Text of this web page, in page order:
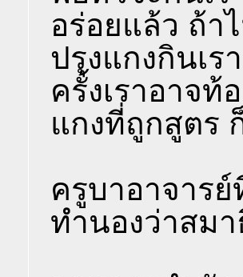
อร่อยแล้ว ถ้า
ปรุงแกงกินเร
ครั้งเราอาจท้
แกงที่ถูกสูตร
ครูบาอาจาร
ทำนองว่าสมา